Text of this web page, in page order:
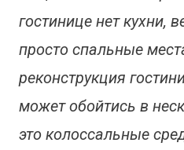
гостинице нет кухни,
просто спальные
реконструкция
может обойтись в
это колоссальные